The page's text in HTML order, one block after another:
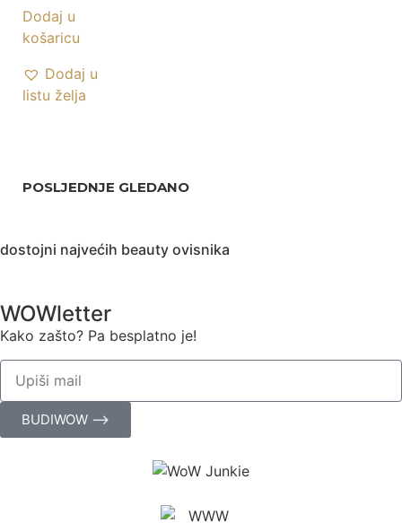
Dodaj u
košaricu
Dodaj u
listu želja
POSLJEDNJE GLEDANO
dostojni najvećih beauty ovisnika
WOWletter
Kako zašto? Pa besplatno je!
BUDIWOW ⟶